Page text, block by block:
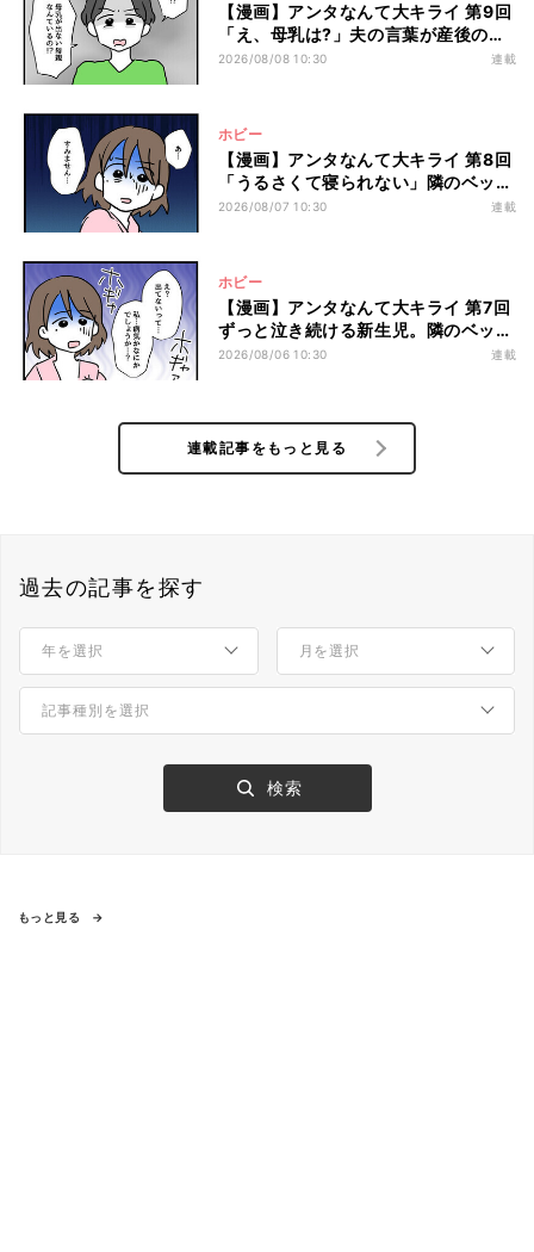
【漫画】アンタなんて大キライ 第9回
「え、母乳は?」夫の言葉が産後のメ
ンタルに突き刺さる…
2026/08/08 10:30 連載
ホビー
【漫画】アンタなんて大キライ 第8回
「うるさくて寝られない」隣のベッド
から聞こえた言葉に新米ママは…
2026/08/07 10:30 連載
ホビー
【漫画】アンタなんて大キライ 第7回
ずっと泣き続ける新生児。隣のベッド
から聞こえた一言にドキッ…
2026/08/06 10:30 連載
連載記事をもっと見る
過去の記事を探す
もっと見る